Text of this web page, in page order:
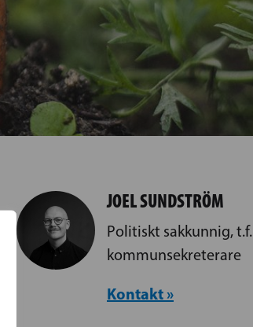
JOEL SUNDSTRÖM
Politiskt sakkunnig, t.f.
kommunsekreterare
Kontakt »